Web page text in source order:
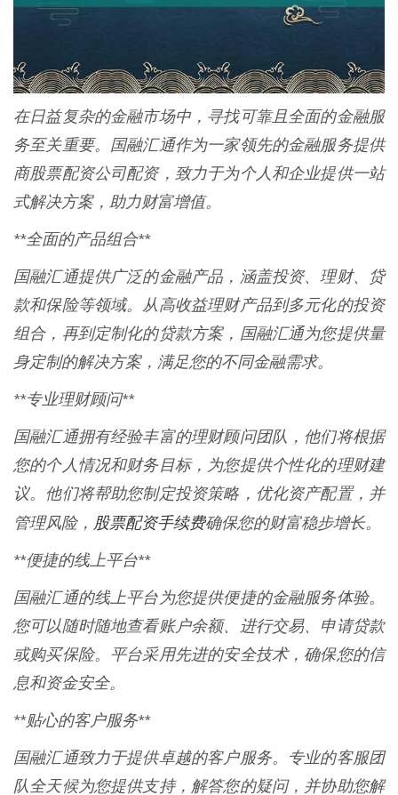
在日益复杂的金融市场中，寻找可靠且全面的金融服
务至关重要。国融汇通作为一家领先的金融服务提供
商股票配资公司配资，致力于为个人和企业提供一站
式解决方案，助力财富增值。
**全面的产品组合**
国融汇通提供广泛的金融产品，涵盖投资、理财、贷
款和保险等领域。从高收益理财产品到多元化的投资
组合，再到定制化的贷款方案，国融汇通为您提供量
身定制的解决方案，满足您的不同金融需求。
**专业理财顾问**
国融汇通拥有经验丰富的理财顾问团队，他们将根据
您的个人情况和财务目标，为您提供个性化的理财建
议。他们将帮助您制定投资策略，优化资产配置，并
管理风险， 股票配资手续费确保您的财富稳步增长。
**便捷的线上平台**
国融汇通的线上平台为您提供便捷的金融服务体验。
您可以随时随地查看账户余额、进行交易、申请贷款
或购买保险。平台采用先进的安全技术，确保您的信
息和资金安全。
**贴心的客户服务**
国融汇通致力于提供卓越的客户服务。专业的客服团
队全天候为您提供支持，解答您的疑问，并协助您解